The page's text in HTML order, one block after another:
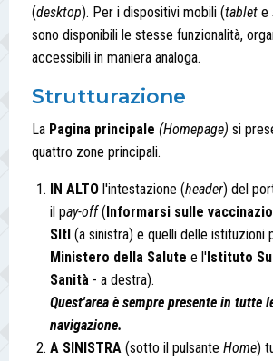
(desktop). Per i dispositivi mobili (tablet e
sono disponibili le stesse funzionalità,
accessibili in maniera analoga.
Strutturazione
La Pagina principale (Homepage) si
quattro zone principali.
IN ALTO l'intestazione (header) del
il pay-off( Informarsi sulle
SItI (a sinistra) e quelli delle istituzioni
Ministero della Salute e l' Istituto
Sanità - a destra).
Quest'area è sempre presente in tutte
navigazione.
A SINISTRA (sotto il pulsante Home)